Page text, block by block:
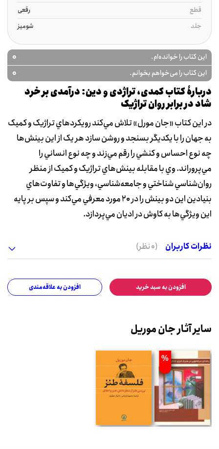
قطع
رقعی
جلد
شومیز
این کتاب را خوانده‌ام. 0
این کتاب را می‌خواهم بخوانم. 0
دربارۀ کتاب کمدی، تراژدی و دین: درآمدی بر خرد
شاد در برابر روان تراژیک
در اين کتاب «جان مورل» تلاش مي‌کند رويکردهاي تراژيک و کميک
به جهان را با يکديگر بسنجد و روشن سازد هر يک از اين بينش‌ها
چه نوع احساس و کنشي را رقم مي‌زند و چه نوع انساني را
مي‌پروراند. وي با مقابله بينش‌هاي تراژيک و کميک از منظر
روان‌شناسي شناختي و جامعه‌شناسي، ويژگي‌ها و تفاوت‌هاي
بنيادين اين دو بينش را در 20 مورد معرفي مي‌کند و سپس بر پايه
اين ويژگي‌ها به کاوش در اديان مي‌پردازد.
نظرات کاربران (0 نظر)
افزودن به سبد خرید افزودن به علاقه‌مندی
سایر آثار جان موریل
%